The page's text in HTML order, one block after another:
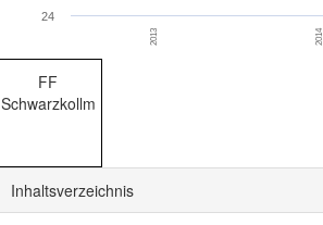
2013
24
FF
Schwarzkollm
Inhaltsverzeichnis